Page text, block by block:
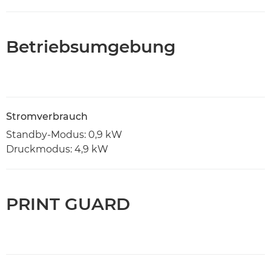
Betriebsumgebung
Stromverbrauch
Standby-Modus: 0,9 kW
Druckmodus: 4,9 kW
PRINT GUARD